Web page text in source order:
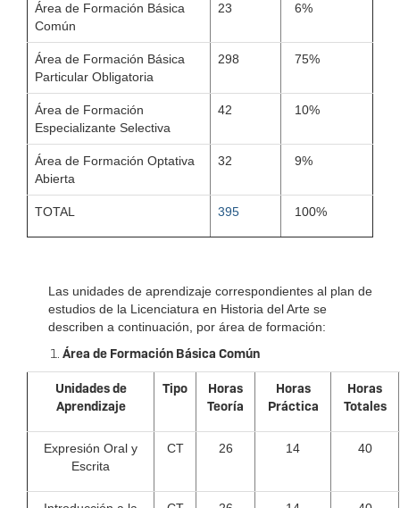
Área de Formación Básica
Común
23 6%
Área de Formación Básica
Particular Obligatoria
298 75%
Área de Formación
Especializante Selectiva
42 10%
Área de Formación Optativa
Abierta
32 9%
TOTAL 395 100%
Las unidades de aprendizaje correspondientes al plan de
estudios de la Licenciatura en Historia del Arte se
describen a continuación, por área de formación:
Área de Formación Básica Común
Unidades de
Aprendizaje
Tipo
Horas
Teoría
Horas
Práctica
Horas
Totales
Expresión Oral y
Escrita
CT 26 14 40